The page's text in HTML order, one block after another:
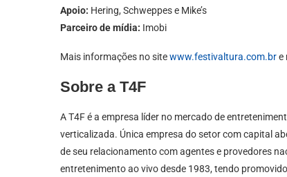
Apoio: Hering, Schweppes e Mike’s
Parceiro de mídia: Imobi
Mais informações no sitewww.festivaltura.com.bre
Sobre a T4F
A T4F é a empresa líder no mercado de
verticalizada. Única empresa do setor com capital
de seu relacionamento com agentes e provedores
entretenimento ao vivo desde 1983, tendo